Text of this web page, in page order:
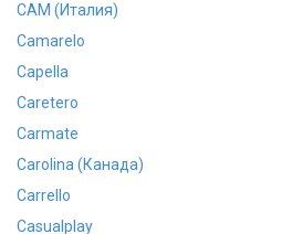
CAM (Италия)
Camarelo
Capella
Caretero
Carmate
Carolina (Канада)
Carrello
Casualplay